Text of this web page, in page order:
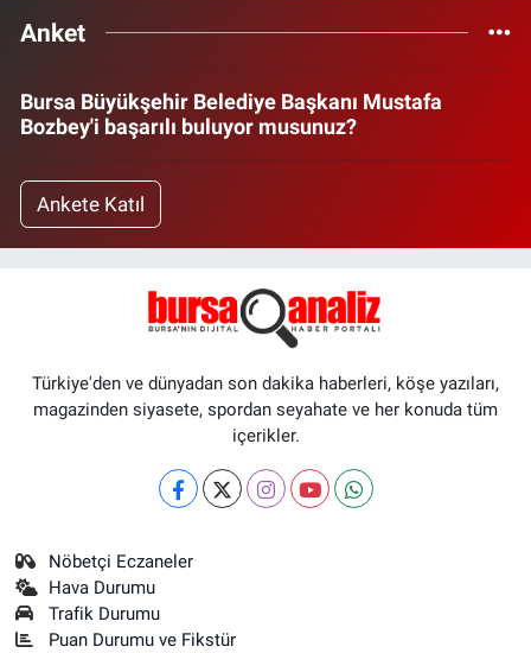
Anket
Bursa Büyükşehir Belediye Başkanı Mustafa
Bozbey'i başarılı buluyor musunuz?
Ankete Katıl
Türkiye'den ve dünyadan son dakika haberleri, köşe yazıları,
magazinden siyasete, spordan seyahate ve her konuda tüm
içerikler.
Nöbetçi Eczaneler
Hava Durumu
Trafik Durumu
Puan Durumu ve Fikstür